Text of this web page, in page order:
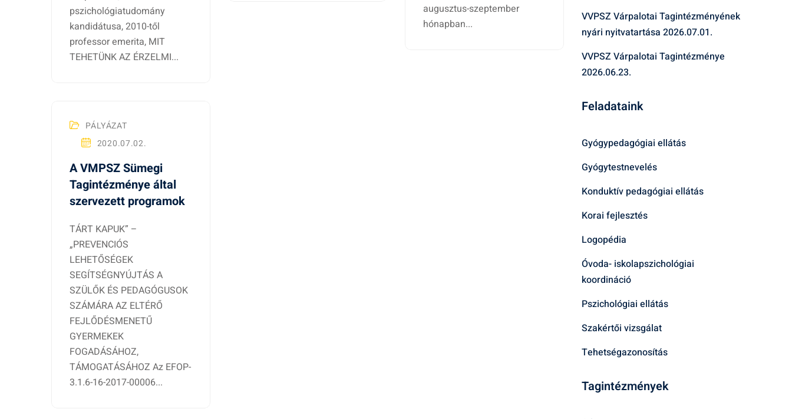
pszichológiatudomány
kandidátusa, 2010-től
professor emerita, MIT
TEHETÜNK AZ ÉRZELMI...
augusztus-szeptember
hónapban...
PÁLYÁZAT
2020.07.02.
A VMPSZ Sümegi
Tagintézménye által
szervezett programok
TÁRT KAPUK” –
„PREVENCIÓS
LEHETŐSÉGEK
SEGÍTSÉGNYÚJTÁS A
SZÜLŐK ÉS PEDAGÓGUSOK
SZÁMÁRA AZ ELTÉRŐ
FEJLŐDÉSMENETŰ
GYERMEKEK
FOGADÁSÁHOZ,
TÁMOGATÁSÁHOZ Az EFOP-
3.1.6-16-2017-00006...
VVPSZ Várpalotai Tagintézményének
nyári nyitvatartása 2026.07.01.
VVPSZ Várpalotai Tagintézménye
2026.06.23.
Feladataink
Gyógypedagógiai ellátás
Gyógytestnevelés
Konduktív pedagógiai ellátás
Korai fejlesztés
Logopédia
Óvoda- iskolapszichológiai
koordináció
Pszichológiai ellátás
Szakértői vizsgálat
Tehetségazonosítás
Tagintézmények